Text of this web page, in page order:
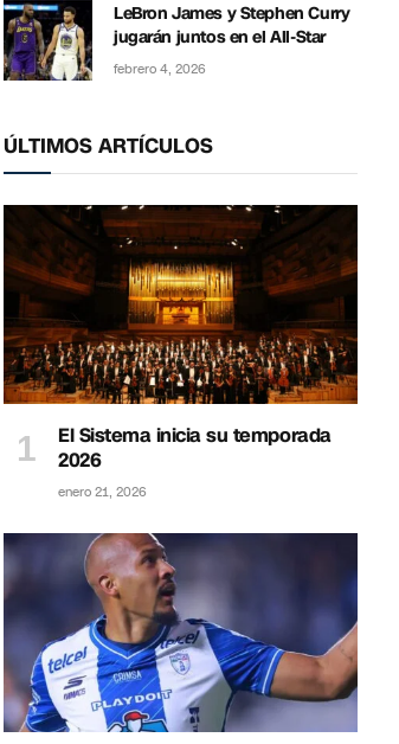
LeBron James y Stephen Curry
jugarán juntos en el All-Star
febrero 4, 2026
ÚLTIMOS ARTÍCULOS
El Sistema inicia su temporada
2026
enero 21, 2026